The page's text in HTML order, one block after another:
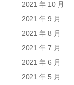
2021 年 10 月
2021 年 9 月
2021 年 8 月
2021 年 7 月
2021 年 6 月
2021 年 5 月